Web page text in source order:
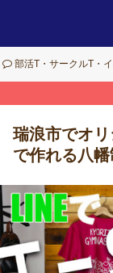
部活T・サークルT・
瑞浪市でオ
で作れる八